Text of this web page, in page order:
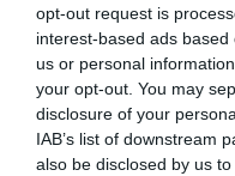
opt-out request is
interest-based ads
us or personal
your opt-out. You may
disclosure of your
IAB’s list of downstream
also be disclosed by us
Patricia
Article des plus
Roadtrip très bien